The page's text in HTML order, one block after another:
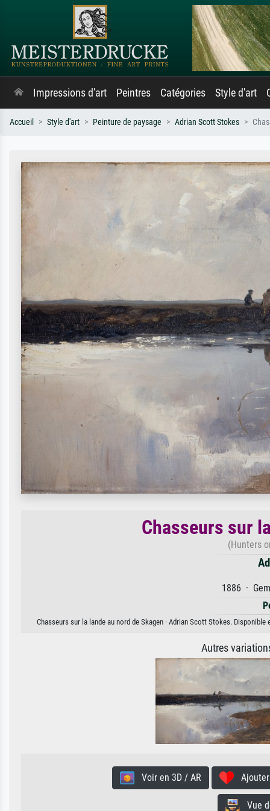
Impressions d'art Peintres Catégories Style d'art
Accueil Style d'art Peinture de paysage Adrian Scott Stokes
Chasseurs sur
(Hunters
1886 ·
Chasseurs sur la lande au nord de Skagen · Adrian Scott Stokes.
Autres
Voir en 3D / AR
Vue